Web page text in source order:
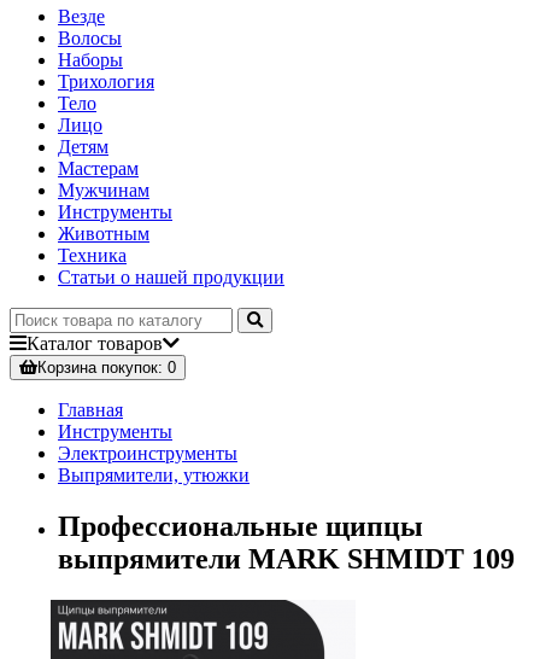
Везде
Волосы
Наборы
Трихология
Тело
Лицо
Детям
Мастерам
Мужчинам
Инструменты
Животным
Техника
Статьи о нашей продукции
Каталог товаров
Корзинапокупок: 0
Главная
Инструменты
Электроинструменты
Выпрямители, утюжки
Профессиональные щипцы
выпрямители MARK SHMIDT 109